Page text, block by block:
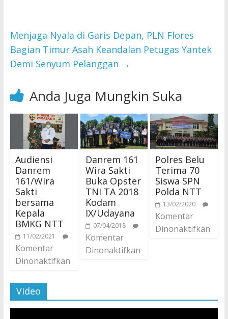
Menjaga Nyala di Garis Depan, PLN Flores
Bagian Timur Asah Keandalan Petugas Yantek
Demi Senyum Pelanggan →
Anda Juga Mungkin Suka
Audiensi
Danrem
161/Wira
Sakti
bersama
Kepala
BMKG NTT
11/02/2021
Komentar
Dinonaktifkan
Danrem 161
Wira Sakti
Buka Opster
TNI TA 2018
Kodam
IX/Udayana
07/04/2018
Komentar
Dinonaktifkan
Polres Belu
Terima 70
Siswa SPN
Polda NTT
13/02/2020
Komentar
Dinonaktifkan
Video